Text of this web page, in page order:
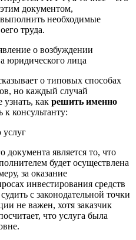
документом,
необходимые
труда.
о возбуждении
юридического лица
о типовых способах
но каждый случай
как решить именно
к консультанту:
документа является то, что
будет осуществлена
за оказание
инвестирования средств
с законодательной точки
не важен, хотя заказчик
что услуга была